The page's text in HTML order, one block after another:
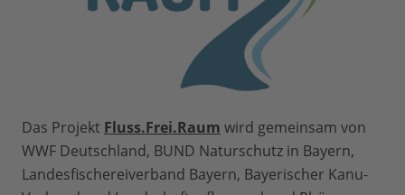
Das Projekt Fluss.Frei.Raum wird gemeinsam von
WWF Deutschland, BUND Naturschutz in Bayern,
Landesfischereiverband Bayern, Bayerischer Kanu-